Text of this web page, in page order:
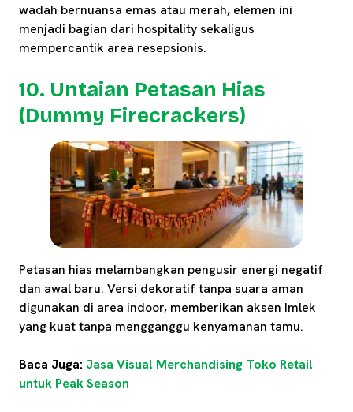
wadah bernuansa emas atau merah, elemen ini
menjadi bagian dari hospitality sekaligus
mempercantik area resepsionis.
10. Untaian Petasan Hias
(Dummy Firecrackers)
Petasan hias melambangkan pengusir energi negatif
dan awal baru. Versi dekoratif tanpa suara aman
digunakan di area indoor, memberikan aksen Imlek
yang kuat tanpa mengganggu kenyamanan tamu.
Baca Juga: Jasa Visual Merchandising Toko Retail
untuk Peak Season